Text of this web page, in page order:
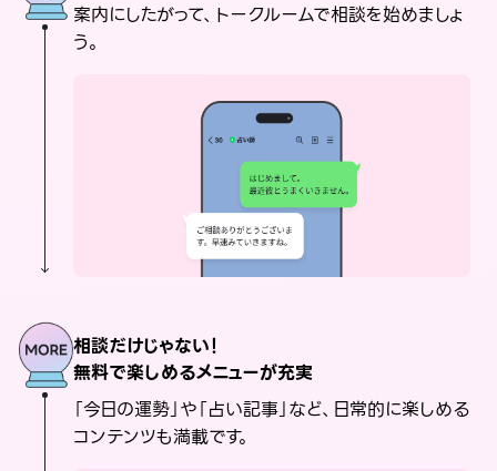
案内にしたがって、トークルームで相談を始めましょ
う。
相談だけじゃない！
無料で楽しめるメニューが充実
「今日の運勢」や「占い記事」など、日常的に楽しめる
コンテンツも満載です。